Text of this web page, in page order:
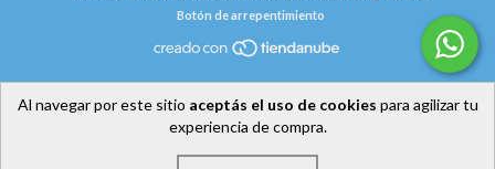
Al navegar por este sitio aceptás el uso de cookies para agilizar tu
experiencia de compra.
Botón de arrepentimiento